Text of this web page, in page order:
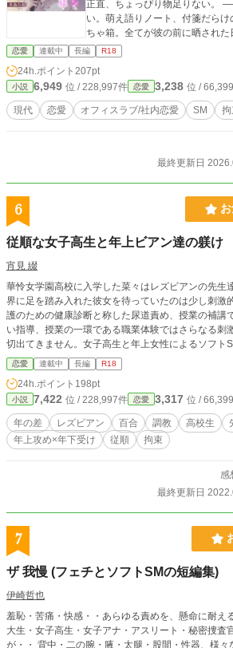
正直、ちょっぴり物足りない。
い。萌え語りノート、付箋だら
ちゃ箱。全てが彼の前に晒され
った。 「どうして教えてくれな
ちなら、僕、いくらでもそうなっ
クンが、ヤンデレ御主人様に変身
書にサインした夜から、二人の新しい世
w.dlsite.com/girls/announce/=/
026/8/16(日)DLsiteより同人ノベ
第3部を含む完全版は、DLsite
v、ムーンライトノベルズにも掲
恋愛 連載中 長編 R18
24h.ポイント 207pt
小説 6,949 位 / 228,997件 恋愛 3,238 位 /
現代 恋愛 オフィスラブ/社内恋愛 SM 拘
最終更新日
6
従順な女子高生と年上ビアン達の躾け
宵見 綴
華怜女学園高校に入学した菜々はレズビアンの先生
界に足を踏み入れた彼女を待っていたのは少し刺激
護のための健康診断と称した尿道責め、授業の補講
い指導、授業の一環である職業体験ではさらなる刺
切出てきません。女子高生と年上女性によるソフト
に作者好みのアブノーマルなプレイ内容となってい
の出てくる章には❤をつけています。
恋愛 連載中 長編 R18
24h.ポイント 198pt
小説 7,422 位 / 228,997件 恋愛 3,317 位 /
年の差 レズビアン 百合 調教 高校生
年上攻め×年下受け
従順 拘束
感
最終更新日
7
ザ 我慢 (フェチとソフトSMの短編集)
伊崎哲也
羞恥・苦痛・快感・・あらゆる責めを、懸命に耐える美女達。 ア
大生・女子高生・女子アナ・アスリート・秘密捜査
が・・ 背中・二の腕・腋・太腿・股間・性器、様々な女体の部位を・・ 手指・